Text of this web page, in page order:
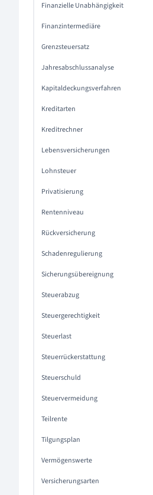
Finanzielle Unabhängigkeit
Finanzintermediäre
Grenzsteuersatz
Jahresabschlussanalyse
Kapitaldeckungsverfahren
Kreditarten
Kreditrechner
Lebensversicherungen
Lohnsteuer
Privatisierung
Rentenniveau
Rückversicherung
Schadenregulierung
Sicherungsübereignung
Steuerabzug
Steuergerechtigkeit
Steuerlast
Steuerrückerstattung
Steuerschuld
Steuervermeidung
Teilrente
Tilgungsplan
Vermögenswerte
Versicherungsarten